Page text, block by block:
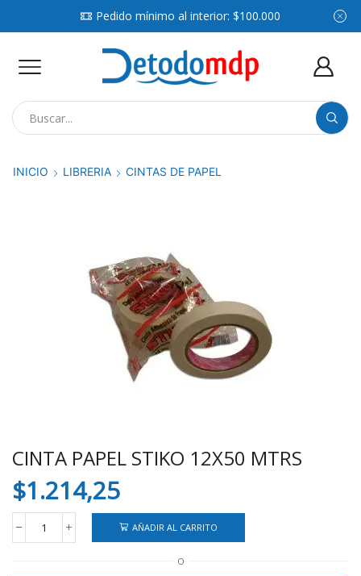
Pedido mínimo al interior: $100.000
INICIO LIBRERIA CINTAS DE PAPEL
CINTA PAPEL STIKO 12X50 MTRS
$1.214,25
CINTA
PAPEL
AÑADIR AL CARRITO
O